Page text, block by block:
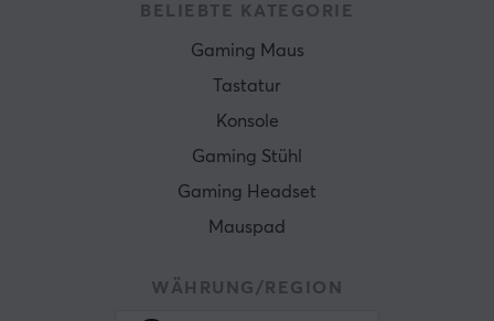
BELIEBTE KATEGORIE
Gaming Maus
Tastatur
Konsole
Gaming Stühl
Gaming Headset
Mauspad
WÄHRUNG/REGION